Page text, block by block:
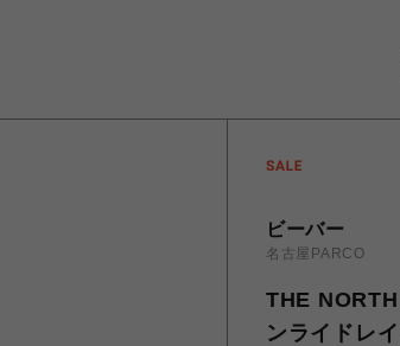
ビーバー
名古屋PARCO
THE
ンライドレ